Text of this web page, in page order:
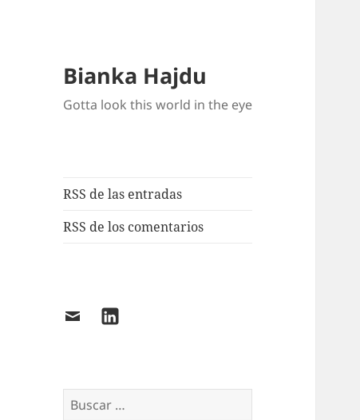
Bianka Hajdu
Gotta look this world in the eye
RSS de las entradas
RSS de los comentarios
EmailLinkedIn
Buscar: